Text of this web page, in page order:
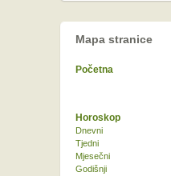
Mapa stranice
Početna
Horoskop
Dnevni
Tjedni
Mjesečni
Godišnji